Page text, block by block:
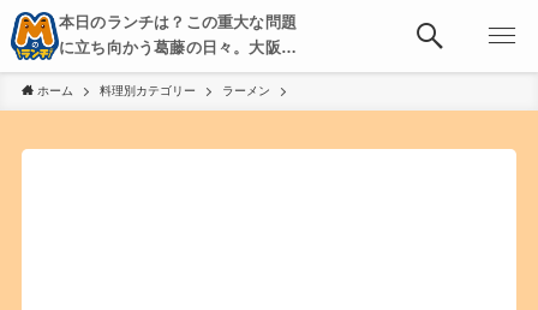
本日のランチは？この重大な問題
に立ち向かう葛藤の日々。大阪・
京都・神戸を中心とした食べ歩
き、飲み歩きを綴る。
ホーム 料理別カテゴリー ラーメン